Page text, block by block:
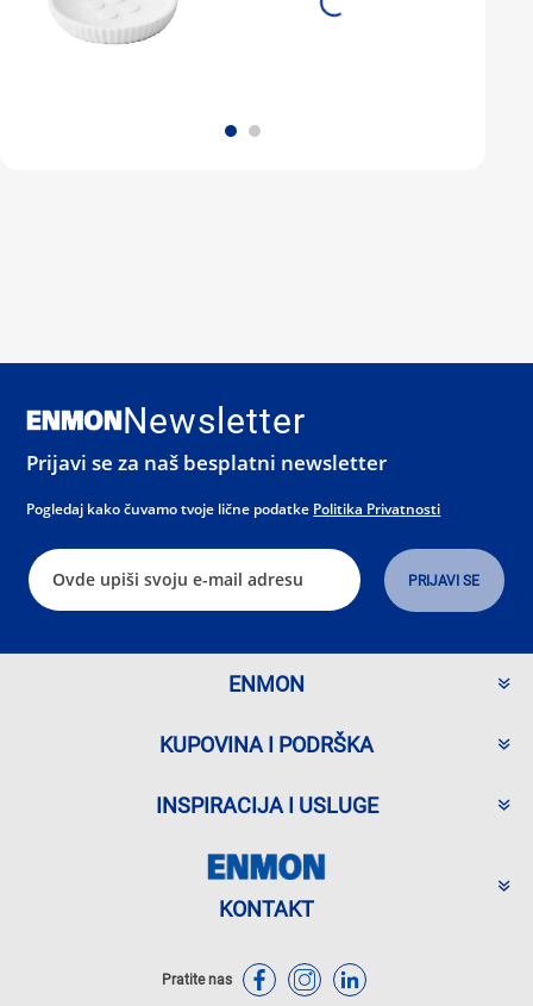
Newsletter
Prijavi se za naš besplatni newsletter
Pogledaj kako čuvamo tvoje lične podatke Politika Privatnosti
ENMON
KUPOVINA I PODRŠKA
INSPIRACIJA I USLUGE
KONTAKT
Pratite nas